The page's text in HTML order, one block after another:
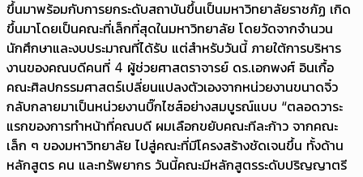
ขึ้นมาพร้อมกับการยกระดับสถาบันขึ้นเป็นมหาวิทยาลัยราชภัฏ เกิด
ขึ้นมาโดยเป็นคณะที่เล็กที่สุดในมหาวิทยาลัย โดยวัดจากจำนวน
นักศึกษาและงบประมาณที่ได้รับ แต่สำหรับวันนี้ ภายใต้การบริหาร
งานของคณบดีคนที่ 4 ผู้ช่วยศาสตราจารย์ ดร.เอกพงศ์ อินเกื้อ
คณะศิลปกรรมศาสตร์เปลี่ยนแปลงตัวเองจากหน่วยงานขนาดจิ๋ว
กลับกลายมาเป็นหน่วยงานบิ๊กไซส์อย่างสมบูรณ์แบบ “ตลอดวาระ
แรกของการทำหน้าที่คณบดี ผมเลือกขยับคณะทีละก้าว จากคณะ
เล็ก ๆ ของมหาวิทยาลัย ไปสู่คณะที่มีโครงสร้างชัดเจนขึ้น ทั้งด้าน
หลักสูตร คน และทรัพยากร วันนี้คณะมีหลักสูตรระดับปริญญาตรี